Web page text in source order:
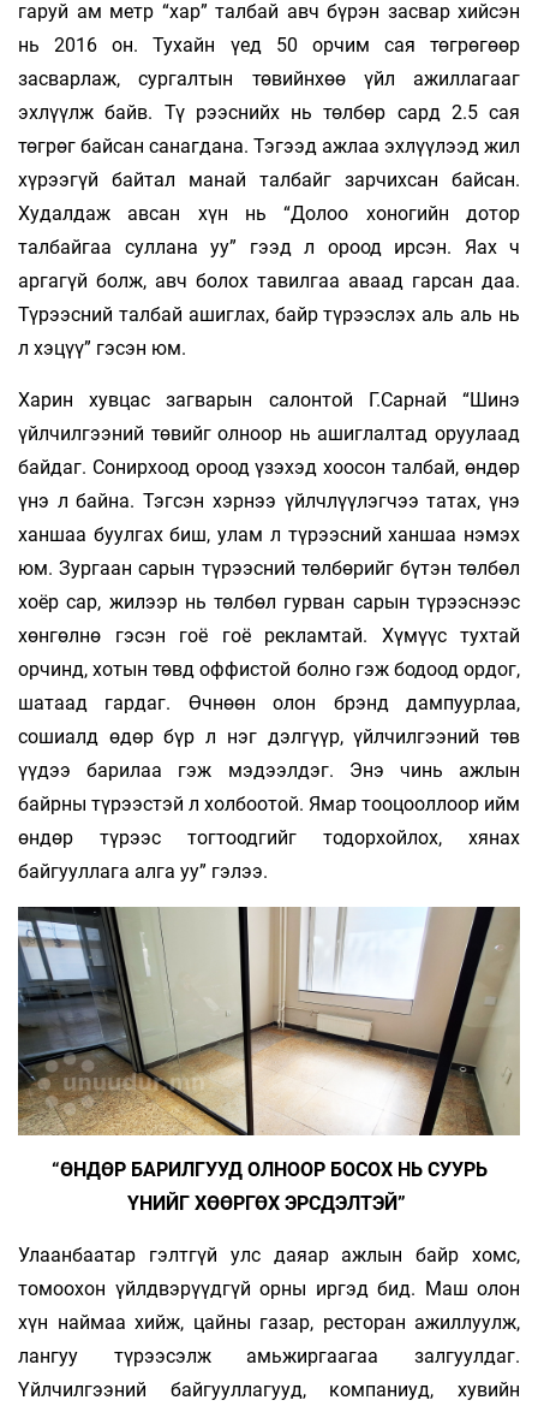
гаруй ам метр “хар” талбай авч бүрэн засвар хийсэн
нь 2016 он. Тухайн үед 50 орчим сая төгрөгөөр
засварлаж, сургалтын тө­вийнхөө үйл ажиллагааг
эхлүүлж байв. Тү­ рээснийх нь төлбөр сард 2.5 сая
төгрөг байсан санагдана. Тэгээд ажлаа эхлүүлээд жил
хүрээгүй байтал манай талбайг зарчихсан байсан.
Худал­даж авсан хүн нь “Долоо хоногийн дотор
талбайгаа суллана уу” гээд л ороод ирсэн. Яах ч
аргагүй болж, авч болох тавилгаа аваад гарсан даа.
Түрээсний талбай ашиглах, байр түрээслэх аль аль нь
л хэцүү” гэсэн юм.
Харин хувцас загварын салонтой Г.Сарнай “Шинэ
үйлчилгээний төвийг олноор нь ашиглалтад оруулаад
байдаг. Сонирхоод ороод үзэ­хэд хоосон талбай, өндөр
үнэ л байна. Тэгсэн хэрнээ үйлчлүүлэгчээ татах, үнэ
ханшаа буулгах биш, улам л түрээсний ханшаа нэмэх
юм. Зургаан сарын түрээсний төлбөрийг бүтэн төлбөл
хоёр сар, жилээр нь төлбөл гурван са­рын түрээснээс
хөнгөлнө гэсэн гоё гоё рекламтай. Хүмүүс тухтай
орчинд, хотын төвд оф­фистой болно гэж бодоод ордог,
шатаад гар­даг. Өчнөөн олон брэнд дампуурлаа,
сошиалд өдөр бүр л нэг дэлгүүр, үйл­чилгээний төв
үүдээ барилаа гэж мэдээл­дэг. Энэ чинь ажлын
байрны түрээстэй л хол­боотой. Ямар тооцооллоор ийм
өндөр түрээс тогтоодгийг тодорхойлох, хянах
байгууллага алга уу” гэлээ.
“ӨНДӨР БАРИЛГУУД ОЛНООР БОСОХ НЬ СУУРЬ
ҮНИЙГ ХӨӨРГӨХ ЭРСДЭЛТЭЙ”
Улаанбаатар гэлтгүй улс даяар ажлын байр хомс,
томоохон үйлдвэрүүдгүй орны иргэд бид. Маш олон
хүн наймаа хийж, цайны газар, рес­торан ажиллуулж,
лангуу түрээсэлж амьжир­гаагаа залгуулдаг.
Үйлчилгээний байгуулла­гууд, компаниуд, хувийн